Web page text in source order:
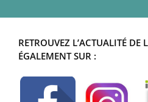
RETROUVEZ L’ACTUALITÉ
ÉGALEMENT SUR :